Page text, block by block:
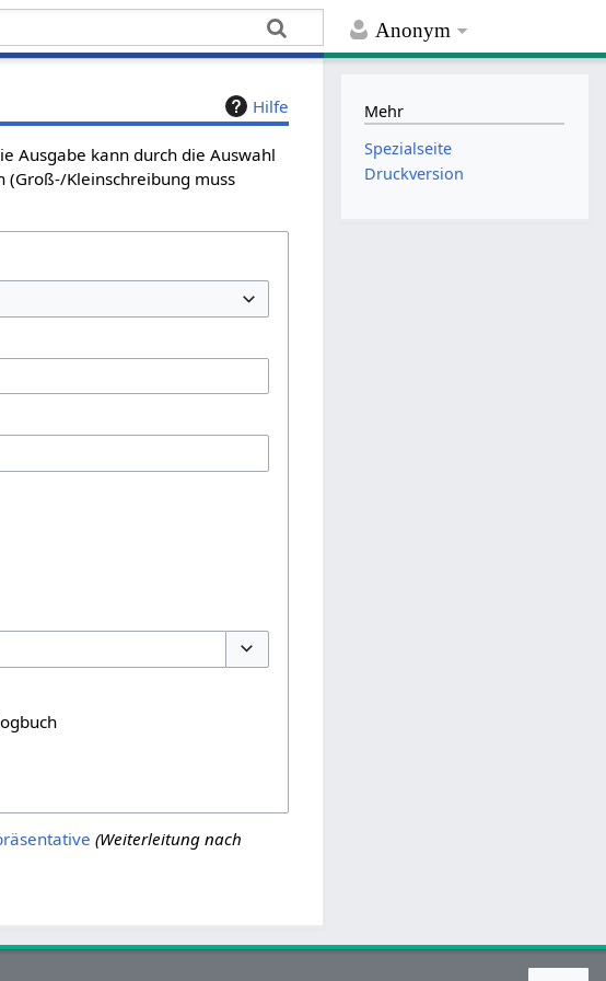
Anonym
Hilfe
Ausgabe kann durch die Auswahl
(Groß-/Kleinschreibung muss
(Weiterleitung nach
Mehr
Spezialseite
Druckversion